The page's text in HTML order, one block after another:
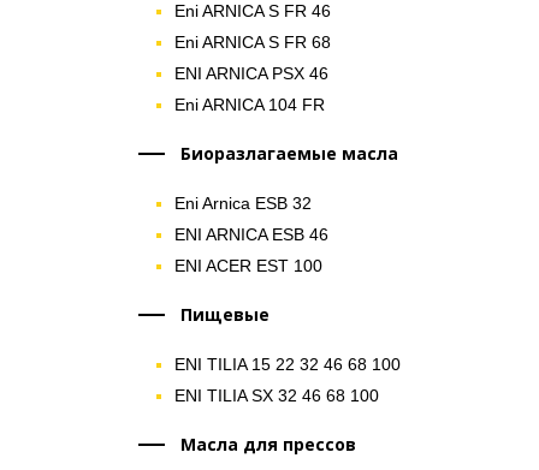
Eni ARNICA S FR 46
Eni ARNICA S FR 68
ENI ARNICA PSX 46
Eni ARNICA 104 FR
Биоразлагаемые масла
Eni Arnica ESB 32
ENI ARNICA ESB 46
ENI ACER EST 100
Пищевые
ENI TILIA 15 22 32 46 68 100
ENI TILIA SX 32 46 68 100
Масла для прессов